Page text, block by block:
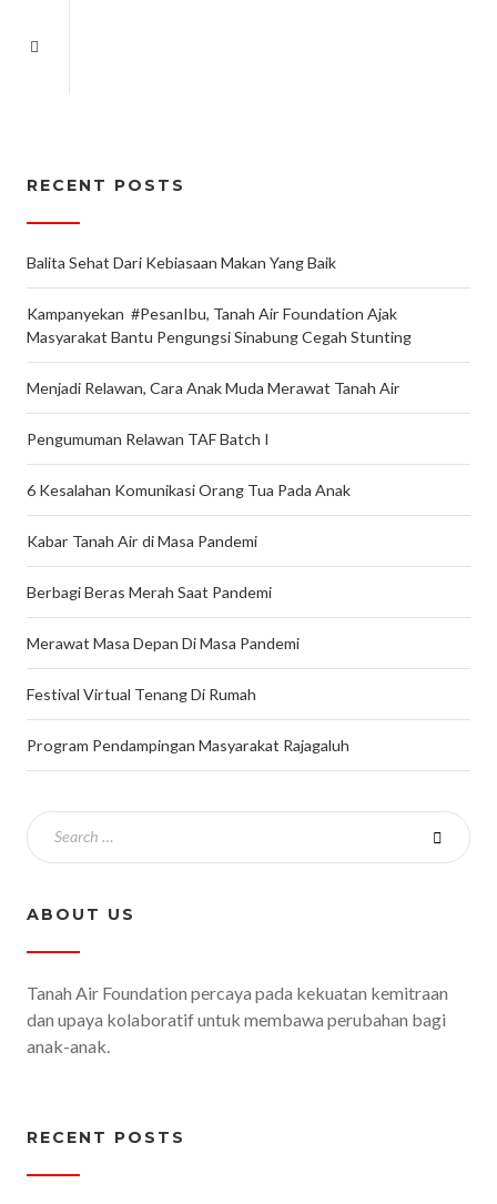
RECENT POSTS
Balita Sehat Dari Kebiasaan Makan Yang Baik
Kampanyekan #PesanIbu, Tanah Air Foundation Ajak
Masyarakat Bantu Pengungsi Sinabung Cegah Stunting
Menjadi Relawan, Cara Anak Muda Merawat Tanah Air
Pengumuman Relawan TAF Batch I
6 Kesalahan Komunikasi Orang Tua Pada Anak
Kabar Tanah Air di Masa Pandemi
Berbagi Beras Merah Saat Pandemi
Merawat Masa Depan Di Masa Pandemi
Festival Virtual Tenang Di Rumah
Program Pendampingan Masyarakat Rajagaluh
ABOUT US
Tanah Air Foundation percaya pada kekuatan kemitraan
dan upaya kolaboratif untuk membawa perubahan bagi
anak-anak.
RECENT POSTS